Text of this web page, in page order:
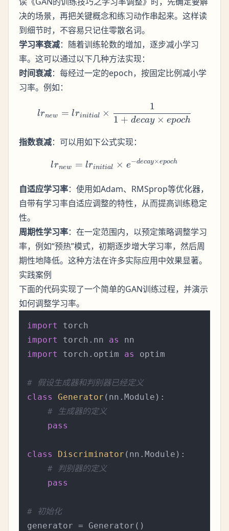
决的场景，再把关键概念和练习动作串起来。这样读
到细节时，不容易只记住零散名词。
学习率衰减：随着训练轮数的增加，逐步减小学习
率。这可以通过以下几种方法实现：
时间衰减：每经过一定的epoch，按固定比例减小学
习率。例如：
lr_{new} = lr_{initial}
lrnew = lrinitial ×
1 + decay × epoch
1
指数衰减：可以用如下公式实现：
lr_{new} = lr_{initial}
lrnew = lrinitial × e−decay×epoch
自适应学习率：使用如Adam、RMSprop等优化器，
自带有学习率自适应调整的特性，从而提高训练稳定
性。
周期性学习率：在一定范围内，以预定策略调整学习
率，例如“预热”模式，初期逐步增大学习率，然后周
期性地降低。这种方法在许多实际应用中效果显著。
实践案例
下面的代码实现了一个简单的GAN训练过程，并演示
如何调整学习率。
import
import
torch.nn as
import
torch.optim as optim
# 假设生成器和判别器已经定义
class
Generator (nn.Module):
# 生成器的定义
pass
class Discriminator (nn.Module):
# 判别器的定义
pass
# 初始化
generator = Generator()